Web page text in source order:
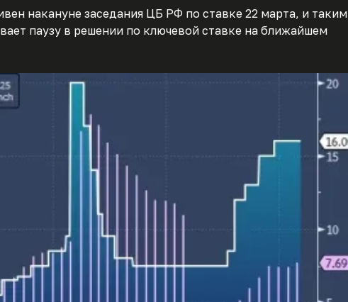
накануне заседания ЦБ РФ по ставке 22 марта, и таким
паузу в решении по ключевой ставке на ближайшем